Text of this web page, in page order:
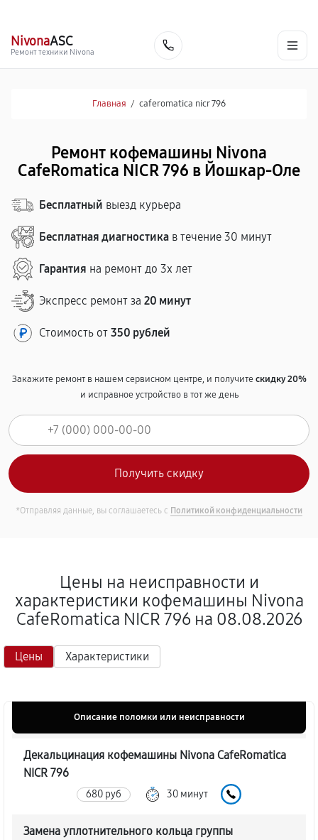
NivonaASC
Ремонт техники Nivona
Главная / caferomatica nicr 796
Ремонт кофемашины Nivona
CafeRomatica NICR 796 в Йошкар-Оле
Бесплатный выезд курьера
Бесплатная диагностика в течение 30 минут
Гарантия на ремонт до 3х лет
Экспресс ремонт за 20 минут
Стоимость от 350 рублей
Закажите ремонт в нашем сервисном центре, и получитескидку 20%
и исправное устройство в тот же день
*Отправляя данные, вы соглашаетесь с Политикой конфиденциальности
Цены на неисправности и
характеристики кофемашины Nivona
CafeRomatica NICR 796 на 08.08.2026
Цены Характеристики
Описание поломки или неисправности
Декальцинация кофемашины Nivona CafeRomatica
NICR 796
680 руб 30 минут
Замена уплотнительного кольца группы